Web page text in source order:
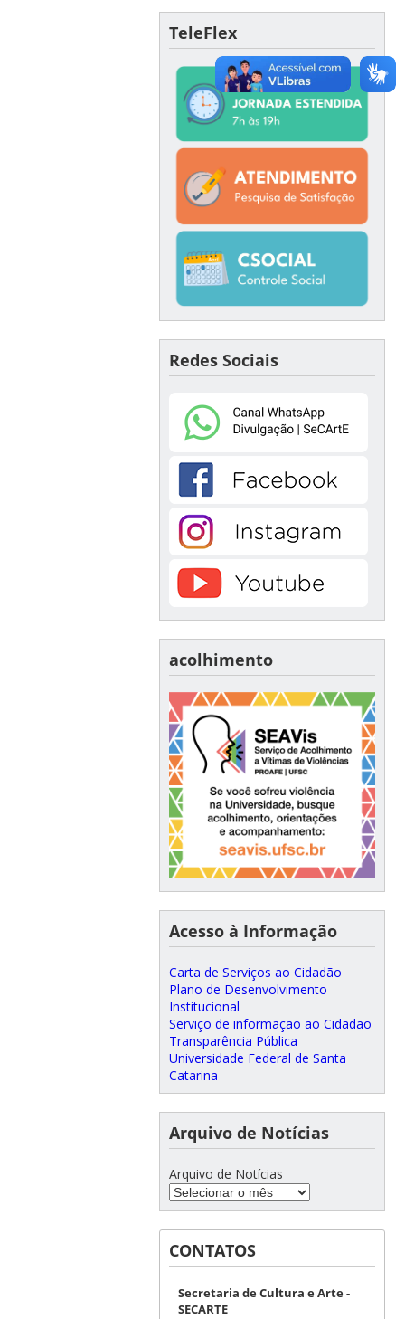
TeleFlex
Redes Sociais
acolhimento
Acesso à Informação
Carta de Serviços ao Cidadão
Plano de Desenvolvimento
Institucional
Serviço de informação ao Cidadão
Transparência Pública
Universidade Federal de Santa
Catarina
Arquivo de Notícias
Arquivo de Notícias
CONTATOS
Secretaria de Cultura e Arte -
SECARTE